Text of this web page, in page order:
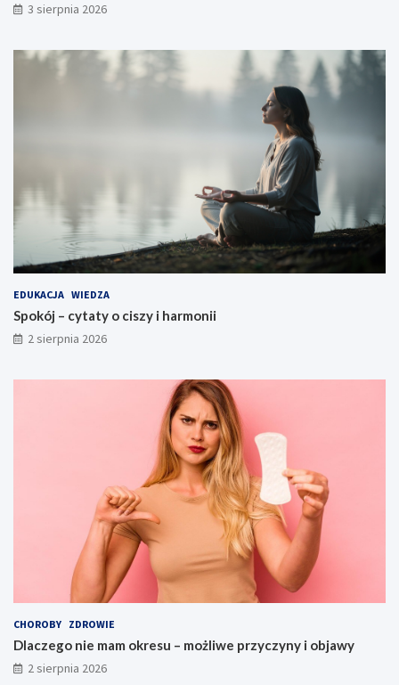
3 sierpnia 2026
EDUKACJA WIEDZA
Spokój – cytaty o ciszy i harmonii
2 sierpnia 2026
CHOROBY ZDROWIE
Dlaczego nie mam okresu – możliwe przyczyny i objawy
2 sierpnia 2026